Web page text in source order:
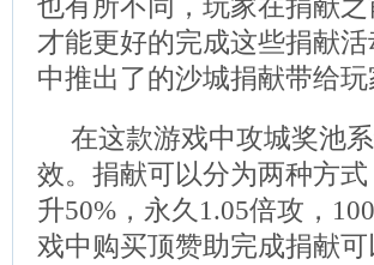
才能更好的完成这些捐献
中推出了的沙城捐献带给玩
在这款游戏中攻城奖池
效。捐献可以分为两种方
升50%，永久1.05倍攻，
戏中购买顶赞助完成捐献